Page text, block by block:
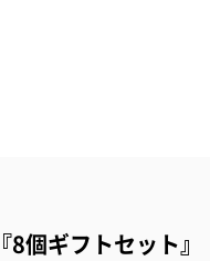
個ギフトセット』